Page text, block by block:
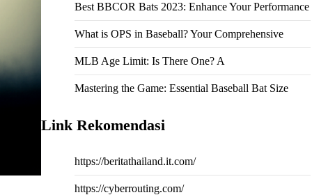
Best BBCOR Bats 2023: Enhance Your Performance
What is OPS in Baseball? Your Comprehensive
MLB Age Limit: Is There One? A
Mastering the Game: Essential Baseball Bat Size
Link Rekomendasi
https://beritathailand.it.com/
https://cyberrouting.com/